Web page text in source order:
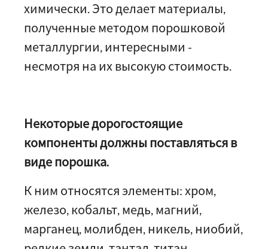
химически. Это делает материалы,
полученные методом порошковой
металлургии, интересными -
несмотря на их высокую стоимость.
Некоторые дорогостоящие
компоненты должны поставляться в
виде порошка.
К ним относятся элементы: хром,
железо, кобальт, медь, магний,
марганец, молибден, никель, ниобий,